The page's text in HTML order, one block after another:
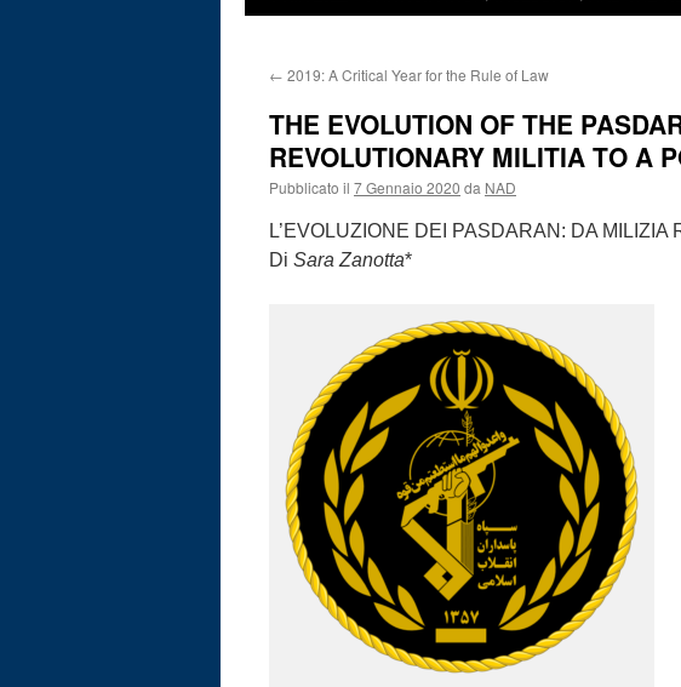
← 2019: A Critical Year for the Rule of Law
THE EVOLUTION OF THE
REVOLUTIONARY MILITIA TO A
Pubblicato il 7 Gennaio 2020 da NAD
L’EVOLUZIONE DEI PASDARAN: DA
Di Sara Zanotta*